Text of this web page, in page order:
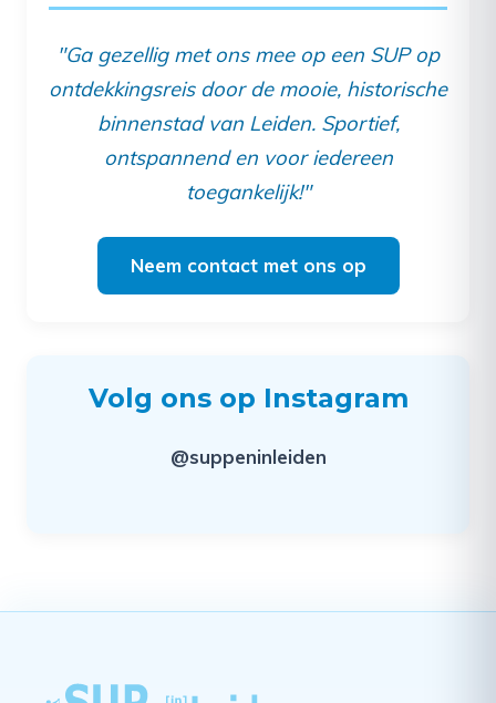
"Ga gezellig met ons mee op een SUP op
ontdekkingsreis door de mooie, historische
binnenstad van Leiden. Sportief,
ontspannend en voor iedereen
toegankelijk!"
Neem contact met ons op
Volg ons op Instagram
@suppeninleiden